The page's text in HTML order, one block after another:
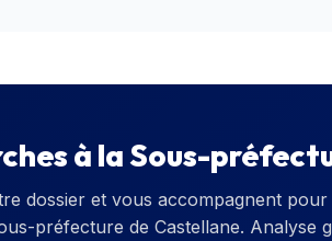
à laSous-
dossier et vous accompagnent
préfecture de Castellane. Analyse